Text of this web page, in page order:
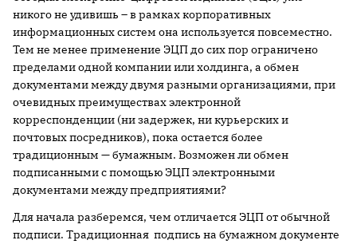
никого не удивишь – в рамках корпоративных
информационных систем она используется повсеместно.
Тем не менее применение ЭЦП до сих пор ограничено
пределами одной компании или холдинга, а обмен
документами между двумя разными организациями, при
очевидных преимуществах электронной
корреспонденции (ни задержек, ни курьерских и
почтовых посредников), пока остается более
традиционным — бумажным. Возможен ли обмен
подписанными с помощью ЭЦП электронными
документами между предприятиями?
Для начала разберемся, чем отличается ЭЦП от обычной
подписи. Традиционная подпись на бумажном документе